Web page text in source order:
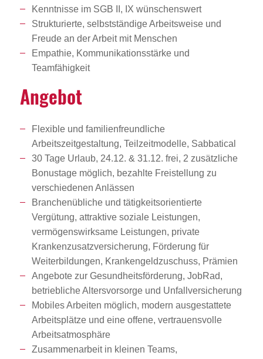
Kenntnisse im SGB II, IX wünschenswert
Strukturierte, selbstständige Arbeitsweise und
Freude an der Arbeit mit Menschen
Empathie, Kommunikationsstärke und
Teamfähigkeit
Angebot
Flexible und familienfreundliche
Arbeitszeitgestaltung, Teilzeitmodelle, Sabbatical
30 Tage Urlaub, 24.12. & 31.12. frei, 2 zusätzliche
Bonustage möglich, bezahlte Freistellung zu
verschiedenen Anlässen
Branchenübliche und tätigkeitsorientierte
Vergütung, attraktive soziale Leistungen,
vermögenswirksame Leistungen, private
Krankenzusatzversicherung, Förderung für
Weiterbildungen, Krankengeldzuschuss, Prämien
Angebote zur Gesundheitsförderung, JobRad,
betriebliche Altersvorsorge und Unfallversicherung
Mobiles Arbeiten möglich, modern ausgestattete
Arbeitsplätze und eine offene, vertrauensvolle
Arbeitsatmosphäre
Zusammenarbeit in kleinen Teams,